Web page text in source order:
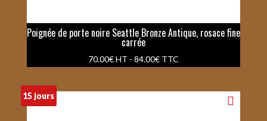
Poignée de porte noire Seattle Bronze Antique, rosace fine
carrée
70.00€HT - 84.00€TTC
15 jours